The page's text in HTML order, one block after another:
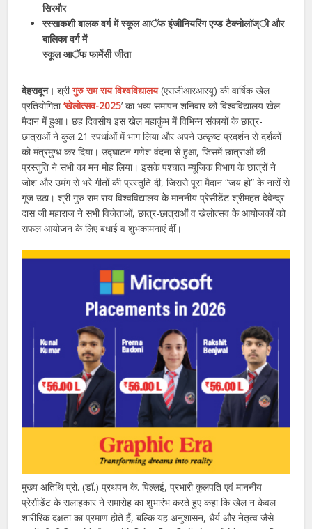
सिरमौर
रस्साकशी बालक वर्ग में स्कूल आॅफ इंजीनियरिंग एण्ड टैक्नोलाॅज्ी और
बालिका वर्ग में
स्कूल आॅफ फार्मेसी जीता
देहरादून। श्रीगुरु राम राय विश्वविद्यालय(एसजीआरआरयू) की वार्षिक खेल
प्रतियोगिता‘खेलोत्सव-2025’ का भव्य समापन शनिवार को विश्वविद्यालय खेल
मैदान में हुआ। छह दिवसीय इस खेल महाकुंभ में विभिन्न संकायों के छात्र-
छात्राओं ने कुल 21 स्पर्धाओं में भाग लिया और अपने उत्कृष्ट प्रदर्शन से दर्शकों
को मंत्रमुग्ध कर दिया। उद्घाटन गणेश वंदना से हुआ, जिसमें छात्राओं की
प्रस्तुति ने सभी का मन मोह लिया। इसके पश्चात म्यूजिक विभाग के छात्रों ने
जोश और उमंग से भरे गीतों की प्रस्तुति दी, जिससे पूरा मैदान “जय हो” के नारों से
गूंज उठा। श्री गुरु राम राय विश्वविद्यालय केे माननीय प्रेसीडेंट श्रीमहंत देवेन्द्र
दास जी महाराज ने सभी विजेताओं, छात्र-छात्राओं व खेलोत्सव के आयोजकों को
सफल आयोजन के लिए बधाई व शुभकामनाएं दीं।
मुख्य अतिथि प्रो. (डॉ.) प्रथपन के. पिल्लई, प्रभारी कुलपति एवं माननीय
प्रेसीडेंट के सलाहकार ने समारोह का शुभारंभ करते हुए कहा कि खेल न केवल
शारीरिक दक्षता का प्रमाण होते हैं, बल्कि यह अनुशासन, धैर्य और नेतृत्व जैसे